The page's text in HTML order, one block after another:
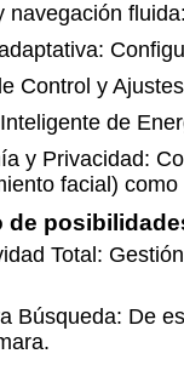
navegación
Control y
de
y Privacidad:
facial)
de
Total:
Búsqueda: De